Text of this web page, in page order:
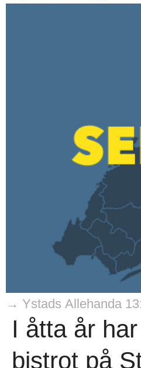
→ Ystads Allehanda
I åtta år
bistrot på